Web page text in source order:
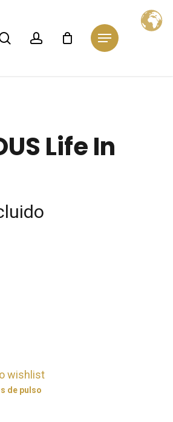
searchaccount Menu
Close
Life In
wishlist
de pulso